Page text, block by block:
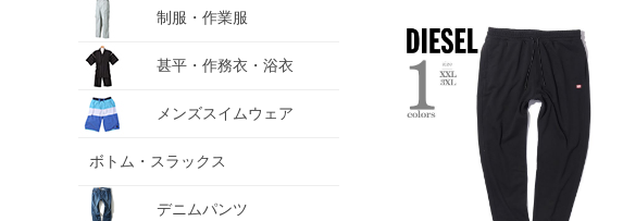
制服・作業服
甚平・作務衣・浴衣
メンズスイムウェア
ボトム・スラックス
デニムパンツ